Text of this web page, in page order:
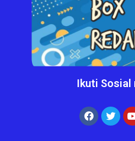
Ikuti Sosial